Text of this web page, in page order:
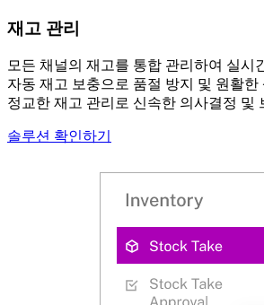
재고 관리
모든 채널의 재고를 통합 관리하여 실시
자동 재고 보충으로 품절 방지 및 원활한
정교한 재고 관리로 신속한 의사결정 및
솔루션 확인하기